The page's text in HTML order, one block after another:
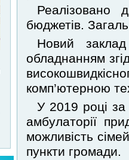
Реалізовано
бюджетів.
Новий
обладнанням
комп’ютерною
У 2019 році
амбулаторії
можливість
пункти громади.